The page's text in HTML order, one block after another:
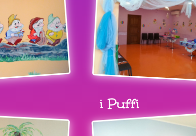
i Puffi